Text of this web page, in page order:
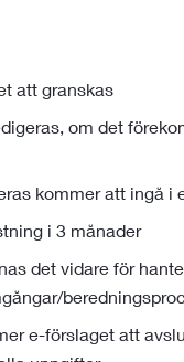
att granskas
om det
kommer att ingå i
i 3 månader
det vidare för
e-förslaget att